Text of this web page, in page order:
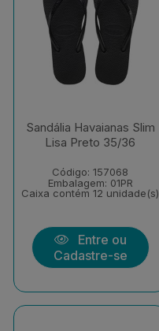
Sandália Havaianas Slim
Lisa Preto 35/36
Código: 157068
Embalagem: 01PR
Caixa contém 12 unidade(s)
Entre ou
Cadastre-se